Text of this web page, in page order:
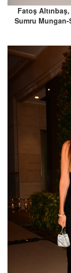
Fatoş
Sumru Mungan-